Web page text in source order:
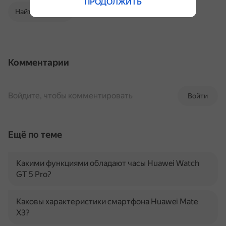
Найти в Поиске
Комментарии
Войти
Войдите, чтобы комментировать
Ещё по теме
Какими функциями обладают часы Huawei Watch
GT 5 Pro?
Каковы характеристики смартфона Huawei Mate
X3?